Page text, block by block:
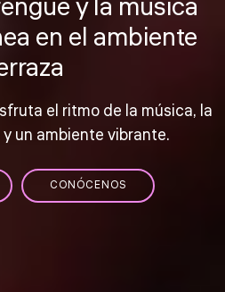
en el ambiente
el ritmo de la música, la
un ambiente vibrante.
CONÓCENOS